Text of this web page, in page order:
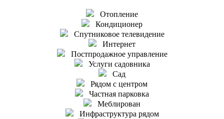
Отопление
Кондиционер
Спутниковое телевидение
Интернет
Постпродажное управление
Услуги садовника
Сад
Рядом с центром
Частная парковка
Меблирован
Инфраструктура рядом